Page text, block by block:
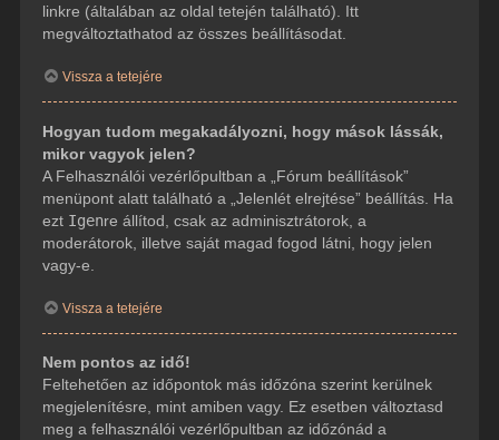
linkre (általában az oldal tetején található). Itt
megváltoztathatod az összes beállításodat.
Vissza a tetejére
Hogyan tudom megakadályozni, hogy mások lássák,
mikor vagyok jelen?
A Felhasználói vezérlőpultban a „Fórum beállítások”
menüpont alatt található a „Jelenlét elrejtése” beállítás. Ha
ezt Igenre állítod, csak az adminisztrátorok, a
moderátorok, illetve saját magad fogod látni, hogy jelen
vagy-e.
Vissza a tetejére
Nem pontos az idő!
Feltehetően az időpontok más időzóna szerint kerülnek
megjelenítésre, mint amiben vagy. Ez esetben változtasd
meg a felhasználói vezérlőpultban az időzónád a